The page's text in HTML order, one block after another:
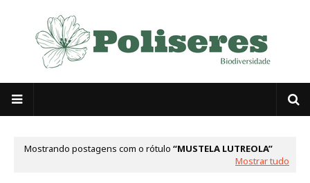
Mostrando postagens com o rótulo
MUSTELA LUTREOLA
Mostrar tudo